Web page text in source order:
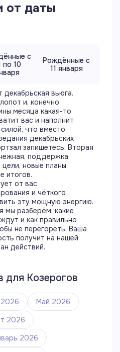
от даты
с
по 10
Рождённые с
11 января
вьюга.
и, конечно,
месяца какая-то
вас и наполнит
что вместо
декабрьских
запишетесь. Вторая
поддержка
новые планы,
итогов.
от вас
и чёткого
эту мощную энергию.
мы разберём, какие
и как правильно
не перегореть. Ваша
получит на нашей
действий.
для Козерогов
Май 2026
2026
2026